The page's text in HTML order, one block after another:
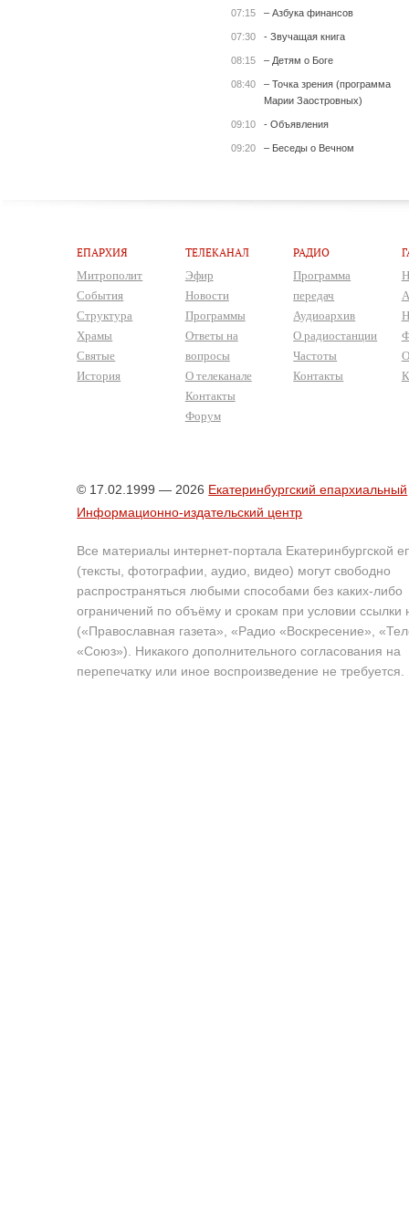
07:15 – Азбука финансов
07:30 - Звучащая книга
08:15 – Детям о Боге
08:40
– Точка зрения (программа
Марии Заостровных)
09:10 - Объявления
09:20 – Беседы о Вечном
ЕПАРХИЯ
Митрополит
События
Структура
Храмы
Святые
История
ТЕЛЕКАНАЛ
Эфир
Новости
Программы
Ответы на
вопросы
О телеканале
Контакты
Форум
РАДИО
Программа
передач
Аудиоархив
О радиостанции
Частоты
Контакты
© 17.02.1999 — 2026 Екатеринбургский епархиальный
Информационно-издательский центр
Все материалы интернет-портала Екатеринбургской
(тексты, фотографии, аудио, видео) могут свободно
распространяться любыми способами без каких-либо
ограничений по объёму и срокам при условии ссылки
(«Православная газета», «Радио «Воскресение»,
«Союз»). Никакого дополнительного согласования на
перепечатку или иное воспроизведение не требуется.